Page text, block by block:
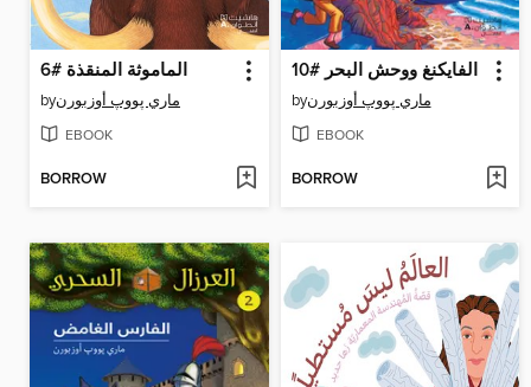
الماموثة المنقذة #6
byماري پووپ أوزبورن
EBOOK
BORROW
الفايكنغ ووحش البحر #10
byماري پووپ أوزبورن
EBOOK
BORROW